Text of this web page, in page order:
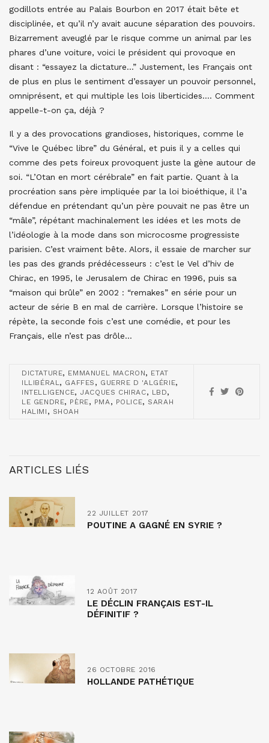
godillots entrée au Palais Bourbon en 2017 était bête et
disciplinée, et qu’il n’y avait aucune séparation des pouvoirs.
Bizarrement aveuglé par le risque comme un animal par les
phares d’une voiture, voici le président qui provoque en
disant : “essayez la dictature…” Justement, les Français ont
de plus en plus le sentiment d’essayer un pouvoir personnel,
omniprésent, et qui multiple les lois liberticides…. Comment
appelle-t-on ça, déjà ?
Il y a des provocations grandioses, historiques, comme le
“Vive le Québec libre” du Général, et puis il y a celles qui
comme des pets foireux provoquent juste la gène autour de
soi. “L’Otan en mort cérébrale” en fait partie. Quant à la
procréation sans père impliquée par la loi bioéthique, il l’a
défendue en prétendant qu’un père pouvait ne pas être un
“mâle”, répétant machinalement les idées et les mots de
l’idéologie à la mode dans son microcosme progressiste
parisien. C’est vraiment bête. Alors, il essaie de marcher sur
les pas des grands prédécesseurs : c’est le Vel d’hiv de
Chirac, en 1995, le Jerusalem de Chirac en 1996, puis sa
“maison qui brûle” en 2002 : “remakes” en série pour un
acteur de série B en mal de carrière. Lorsque l’histoire se
répète, la seconde fois c’est une comédie, et pour les
Français, elle n’est pas drôle…
DICTATURE, EMMANUEL MACRON, ETAT
ILLIBÉRAL, GAFFES , GUERRE D 'ALGÉRIE,
INTELLIGENCE, JACQUES CHIRAC, LBD,
LE GENDRE, PÈRE, PMA, POLICE, SARAH
HALIMI , SHOAH
ARTICLES LIÉS
22 JUILLET 2017
POUTINE A GAGNÉ EN SYRIE ?
12 AOÛT 2017
LE DÉCLIN FRANÇAIS EST-IL
DÉFINITIF ?
26 OCTOBRE 2016
HOLLANDE PATHÉTIQUE